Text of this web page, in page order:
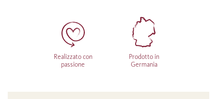
Realizzato con
passione
Prodotto in
Germania